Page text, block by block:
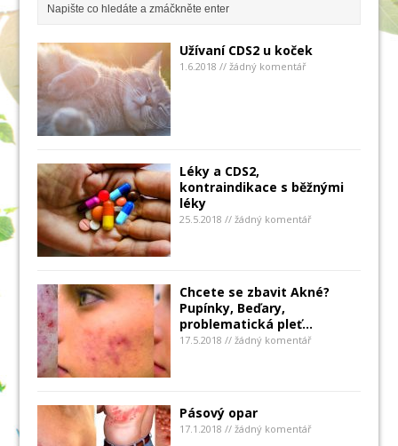
Užívaní CDS2 u koček
1.6.2018 // žádný komentář
Léky a CDS2,
kontraindikace s běžnými
léky
25.5.2018 // žádný komentář
Chcete se zbavit Akné?
Pupínky, Beďary,
problematická pleť…
17.5.2018 // žádný komentář
Pásový opar
17.1.2018 // žádný komentář